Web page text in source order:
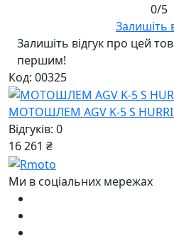
0/5
Залишіть
Залишіть відгук про цей
першим!
Код: 00325
МОТОШЛЕМ AGV K-5 S
Відгуків: 0
16 261 ₴
Ми в соціальних мережах